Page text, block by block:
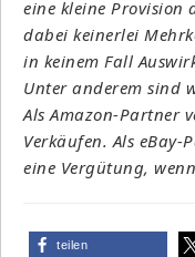
eine kleine Provision
dabei keinerlei
in keinem Fall
Unter anderem sind
Als Amazon-Partner
Verkäufen. Als
eine Vergütung,
teilen